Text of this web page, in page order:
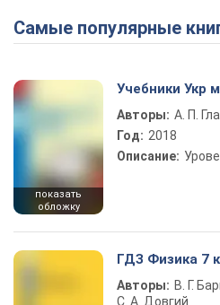
Самые популярные
показать
обложку
Учебники Укр
Авторы: А. П.
Год: 2018
Описание:
ГДЗ Физика 7
Авторы: В. Г.
С. А. Довгий